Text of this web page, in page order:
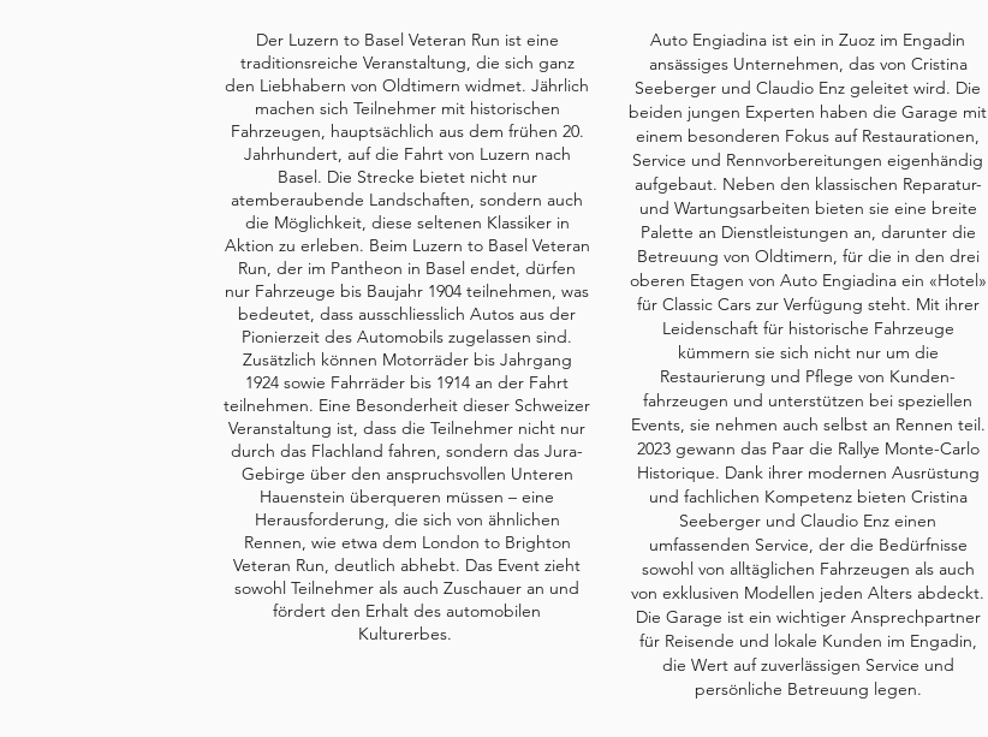
Der Luzern to Basel Veteran Run ist eine
traditionsreiche Veranstaltung, die sich ganz
den Liebhabern von Oldtimern widmet. Jährlich
machen sich Teilnehmer mit historischen
Fahrzeugen, hauptsächlich aus dem frühen 20.
Jahrhundert, auf die Fahrt von Luzern nach
Basel. Die Strecke bietet nicht nur
atemberaubende Landschaften, sondern auch
die Möglichkeit, diese seltenen Klassiker in
Aktion zu erleben. Beim Luzern to Basel Veteran
Run, der im Pantheon in Basel endet, dürfen
nur Fahrzeuge bis Baujahr 1904 teilnehmen, was
bedeutet, dass ausschliesslich Autos aus der
Pionierzeit des Automobils zugelassen sind.
Zusätzlich können Motorräder bis Jahrgang
1924 sowie Fahrräder bis 1914 an der Fahrt
teilnehmen. Eine Besonderheit dieser Schweizer
Veranstaltung ist, dass die Teilnehmer nicht nur
durch das Flachland fahren, sondern das Jura-
Gebirge über den anspruchsvollen Unteren
Hauenstein überqueren müssen – eine
Herausforderung, die sich von ähnlichen
Rennen, wie etwa dem London to Brighton
Veteran Run, deutlich abhebt. Das Event zieht
sowohl Teilnehmer als auch Zuschauer an und
fördert den Erhalt des automobilen
Kulturerbes.
Auto Engiadina ist ein in Zuoz im Engadin
ansässiges Unternehmen, das von Cristina
Seeberger und Claudio Enz geleitet wird. Die
beiden jungen Experten haben die Garage mit
einem besonderen Fokus auf Restaurationen,
Service und Rennvorbereitungen eigenhändig
aufgebaut. Neben den klassischen Reparatur-
und Wartungsarbeiten bieten sie eine breite
Palette an Dienstleistungen an, darunter die
Betreuung von Oldtimern, für die in den drei
oberen Etagen von Auto Engiadina ein «Hotel»
für Classic Cars zur Verfügung steht. Mit ihrer
Leidenschaft für historische Fahrzeuge
kümmern sie sich nicht nur um die
Restaurierung und Pflege von Kunden-
fahrzeugen und unterstützen bei speziellen
Events, sie nehmen auch selbst an Rennen teil.
2023 gewann das Paar die Rallye Monte-Carlo
Historique. Dank ihrer modernen Ausrüstung
und fachlichen Kompetenz bieten Cristina
Seeberger und Claudio Enz einen
umfassenden Service, der die Bedürfnisse
sowohl von alltäglichen Fahrzeugen als auch
von exklusiven Modellen jeden Alters abdeckt.
Die Garage ist ein wichtiger Ansprechpartner
für Reisende und lokale Kunden im Engadin,
die Wert auf zuverlässigen Service und
persönliche Betreuung legen.